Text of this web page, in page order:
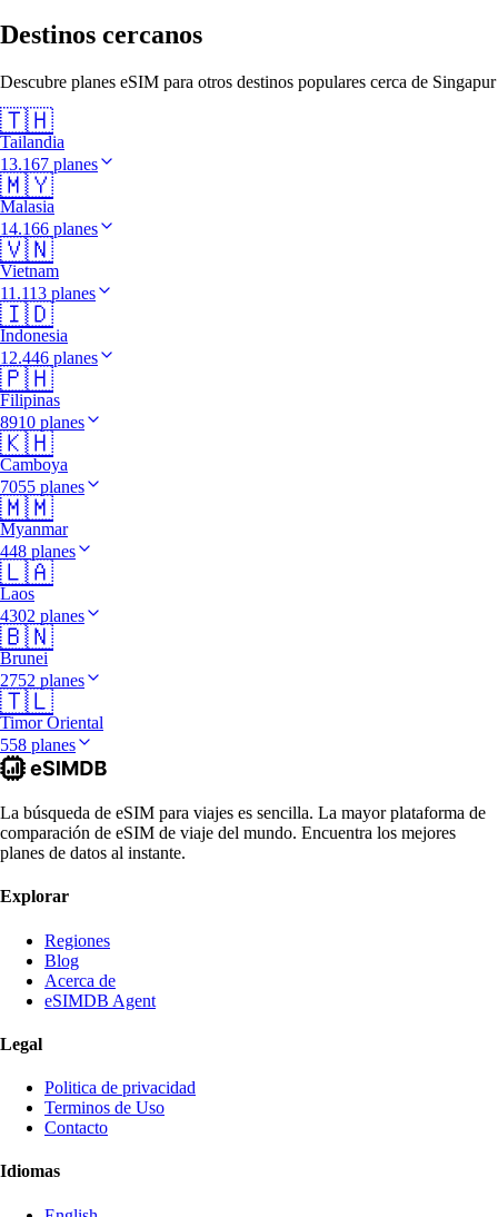
Destinos cercanos
Descubre planes eSIM para otros destinos populares cerca de Singapur
🇹🇭
Tailandia
13.167 planes
🇲🇾
Malasia
14.166 planes
🇻🇳
Vietnam
11.113 planes
🇮🇩
Indonesia
12.446 planes
🇵🇭
Filipinas
8910 planes
🇰🇭
Camboya
7055 planes
🇲🇲
Myanmar
448 planes
🇱🇦
Laos
4302 planes
🇧🇳
Brunei
2752 planes
🇹🇱
Timor Oriental
558 planes
La búsqueda de eSIM para viajes es sencilla. La mayor plataforma de
comparación de eSIM de viaje del mundo. Encuentra los mejores
planes de datos al instante.
Explorar
Regiones
Blog
Acerca de
eSIMDB Agent
Legal
Politica de privacidad
Terminos de Uso
Contacto
Idiomas